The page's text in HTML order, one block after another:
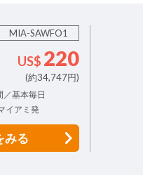
MIA-SAWFO1
US$ 220
(約34,747円)
／基本毎日
イアミ発
みる